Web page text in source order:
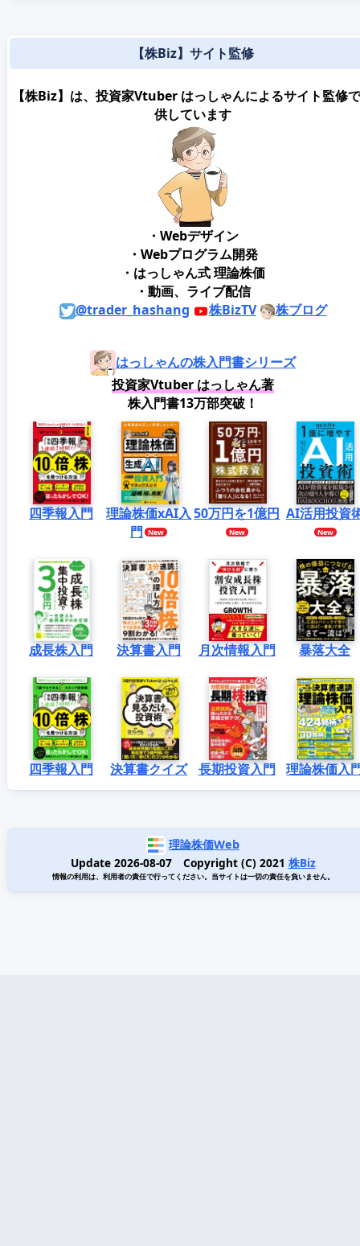
【株Biz】サイト監修
【株Biz】は、投資家Vtuber はっしゃんによるサイト監修
供しています
・Webデザイン
・Webプログラム開発
・はっしゃん式 理論株価
・動画、ライブ配信
@trader_hashang
株BizTV 株ブログ
はっしゃんの株入門書シリーズ
投資家Vtuber はっしゃん著
株入門書13万部突破！
四季報入門
理論株価xAI入
門
50万円を1億円 AI活用投資
成長株入門 決算書入門 月次情報入門 暴落大全
四季報入門 決算書クイズ 長期投資入門 理論株価入
理論株価Web
Update 2026-08-07 Copyright (C) 2021 株Biz
情報の利用は、利用者の責任で行ってください。当サイトは一切の責任を負いません。